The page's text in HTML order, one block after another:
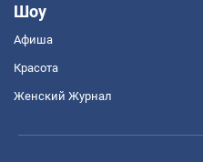
Шоу
Афиша
Красота
Женский Журнал